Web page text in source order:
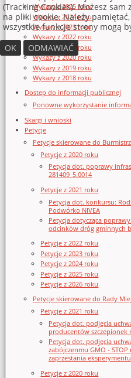
Wykazy z 2025 roku
Wykazy z 2024 roku
Wykazy z 2023 roku
Wykazy z 2022 roku
Wykazy z 2021 roku
Wykazy z 2020 roku
Wykazy z 2019 roku
Wykazy z 2018 roku
Dostęp do informacji publicznej
Ponowne wykorzystanie
Skargi i wnioski
Petycje
Petycje skierowane do
Petycje z 2020 roku
Petycja dot. poprawy
281409_5.0014
Petycje z 2021 roku
Petycja dot. konkursu:
Podwórko NIVEA
Petycja dotycząca
odcinków dróg gminnych
Petycje z 2022 roku
Petycje z 2023 roku
Petycje z 2024 roku
Petycje z 2025 roku
Petycje z 2026 roku
Petycje skierowane do Rady
Petycje z 2021 roku
Petycja dot. podjęcia
producentów szczepionek
Petycja dot. podjęcia
zabójczenmu GMO -
zaprzestania
Petycje z 2020 roku
(Tracking Cookies). Możesz sam
na pliki cookie. Należy
wszystkie funkcje strony mogą
OK
ODMAWIAĆ